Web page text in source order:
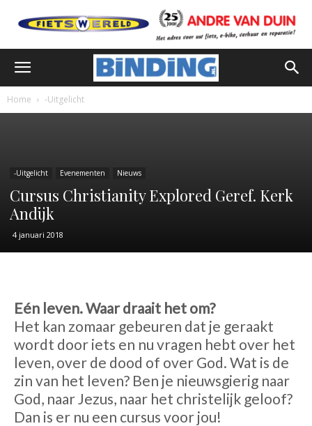
Home -Uitgelicht
-Uitgelicht Evenementen Nieuws
Cursus Christianity Explored Geref. Kerk
Andijk
4 januari 2018
Eén leven. Waar draait het om?
Het kan zomaar gebeuren dat je geraakt
wordt door iets en nu vragen hebt over het
leven, over de dood of over God. Wat is de
zin van het leven? Ben je nieuwsgierig naar
God, naar Jezus, naar het christelijk geloof?
Dan is er nu een cursus voor jou!